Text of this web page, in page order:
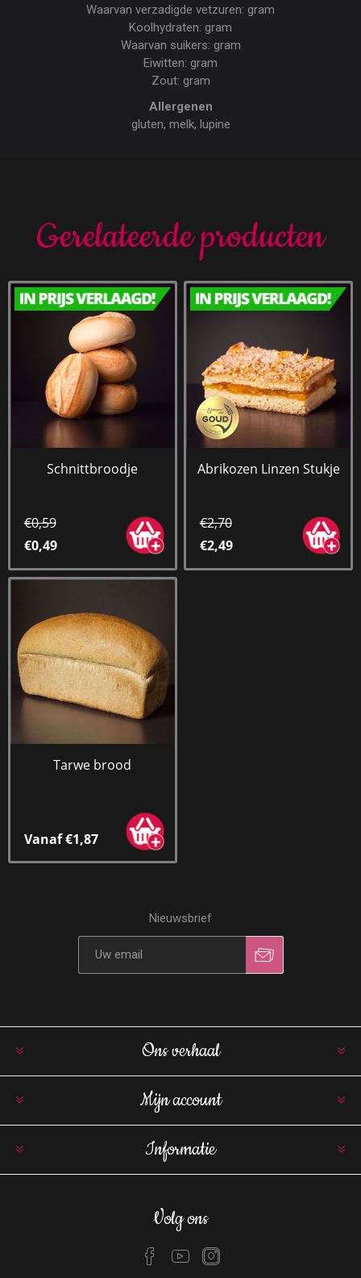
Waarvan verzadigde vetzuren: gram
Koolhydraten: gram
Waarvan suikers: gram
Eiwitten: gram
Zout: gram
Allergenen
gluten, melk, lupine
Gerelateerde producten
Schnittbroodje
€0,59
€0,49
Abrikozen Linzen Stukje
€2,70
€2,49
Tarwe brood
Vanaf €1,87
Nieuwsbrief
Ons verhaal
Mijn account
Informatie
Volg ons